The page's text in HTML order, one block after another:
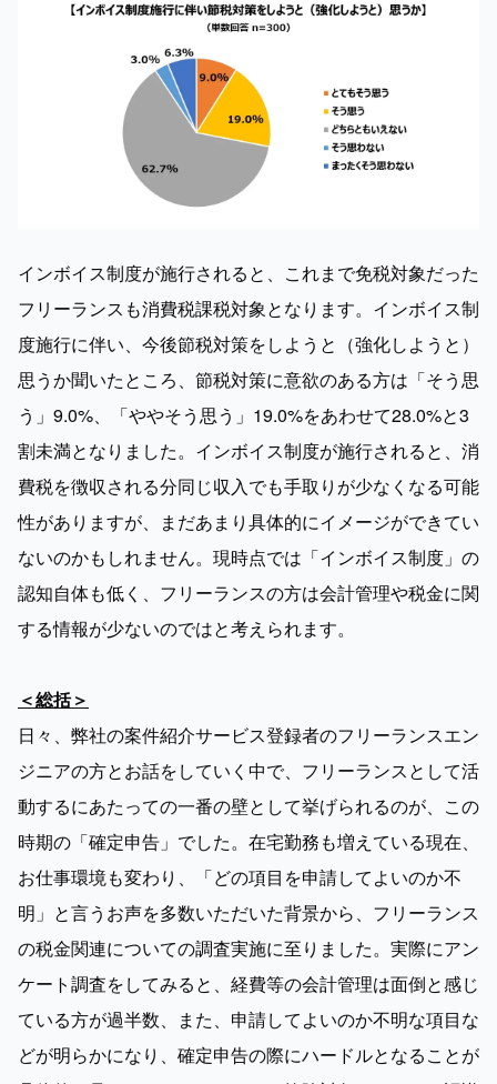
インボイス制度が施行されると、これまで免税対象だった
フリーランスも消費税課税対象となります。インボイス制
度施行に伴い、今後節税対策をしようと（強化しようと）
思うか聞いたところ、節税対策に意欲のある方は「そう思
う」9.0%、「ややそう思う」19.0%をあわせて28.0%と3
割未満となりました。インボイス制度が施行されると、消
費税を徴収される分同じ収入でも手取りが少なくなる可能
性がありますが、まだあまり具体的にイメージができてい
ないのかもしれません。現時点では「インボイス制度」の
認知自体も低く、フリーランスの方は会計管理や税金に関
する情報が少ないのではと考えられます。
＜総括＞
日々、弊社の案件紹介サービス登録者のフリーランスエン
ジニアの方とお話をしていく中で、フリーランスとして活
動するにあたっての一番の壁として挙げられるのが、この
時期の「確定申告」でした。在宅勤務も増えている現在、
お仕事環境も変わり、「どの項目を申請してよいのか不
明」と言うお声を多数いただいた背景から、フリーランス
の税金関連についての調査実施に至りました。実際にアン
ケート調査をしてみると、経費等の会計管理は面倒と感じ
ている方が過半数、また、申請してよいのか不明な項目な
どが明らかになり、確定申告の際にハードルとなることが